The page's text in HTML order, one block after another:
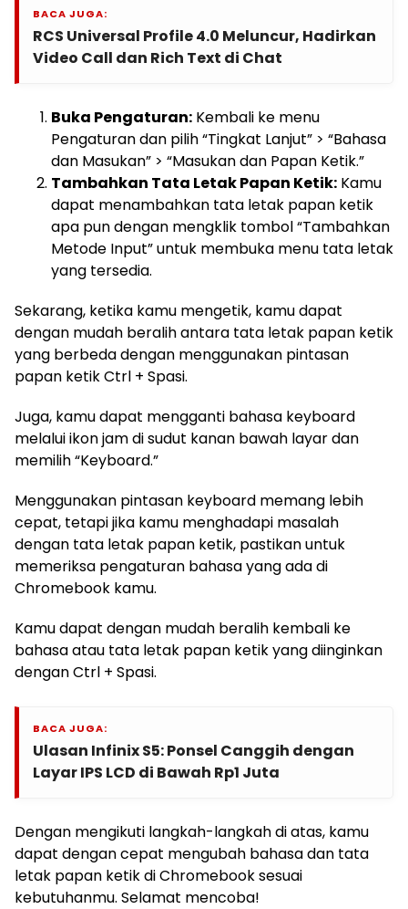
BACA JUGA:
RCS Universal Profile 4.0 Meluncur, Hadirkan
Video Call dan Rich Text di Chat
Buka Pengaturan: Kembali ke menu
Pengaturan dan pilih “Tingkat Lanjut” > “Bahasa
dan Masukan” > “Masukan dan Papan Ketik.”
Tambahkan Tata Letak Papan Ketik: Kamu
dapat menambahkan tata letak papan ketik
apa pun dengan mengklik tombol “Tambahkan
Metode Input” untuk membuka menu tata letak
yang tersedia.
Sekarang, ketika kamu mengetik, kamu dapat
dengan mudah beralih antara tata letak papan ketik
yang berbeda dengan menggunakan pintasan
papan ketik Ctrl + Spasi.
Juga, kamu dapat mengganti bahasa keyboard
melalui ikon jam di sudut kanan bawah layar dan
memilih “Keyboard.”
Menggunakan pintasan keyboard memang lebih
cepat, tetapi jika kamu menghadapi masalah
dengan tata letak papan ketik, pastikan untuk
memeriksa pengaturan bahasa yang ada di
Chromebook kamu.
Kamu dapat dengan mudah beralih kembali ke
bahasa atau tata letak papan ketik yang diinginkan
dengan Ctrl + Spasi.
BACA JUGA:
Ulasan Infinix S5: Ponsel Canggih dengan
Layar IPS LCD di Bawah Rp1 Juta
Dengan mengikuti langkah-langkah di atas, kamu
dapat dengan cepat mengubah bahasa dan tata
letak papan ketik di Chromebook sesuai
kebutuhanmu. Selamat mencoba!